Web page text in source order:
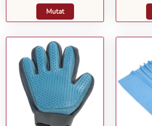
Mutat